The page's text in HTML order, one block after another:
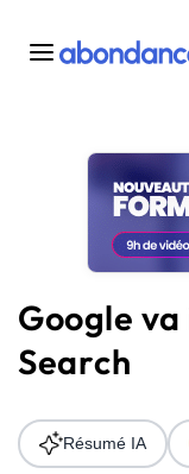
Toutes les actus
Actus SEO
Plateforme
Solutions
Ressources
Audit SEO
Google
Search
Résumé IA